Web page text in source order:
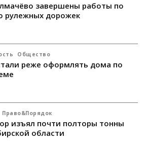
завершены работы по
рулежных дорожек
Общество
реже оформлять дома по
Право&Порядок
изъял почти полторы тонны
области